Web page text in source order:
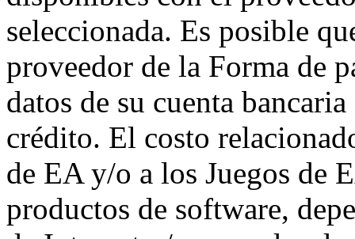
seleccionada. Es posible
proveedor de la Forma de
datos de su cuenta
crédito. El costo
de EA y/o a los Juegos de
productos de software,